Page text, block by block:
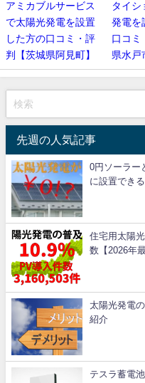
アミカブルサービス
で太陽光発電を設置
した方の口コミ・評
判【茨城県阿見町】
タイシ
発電を
口コミ
県水戸
先週の人気記事
0円ソーラー
に設置できる
住宅用太陽
数【2026年
太陽光発電
紹介
テスラ蓄電